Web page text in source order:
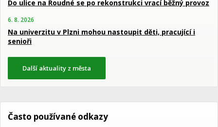
Do ulice na Roudné se po rekonstrukci vrací běžný provoz
6. 8. 2026
Na univerzitu v Plzni mohou nastoupit děti, pracující i
senioři
Další aktuality z města
Často používané odkazy